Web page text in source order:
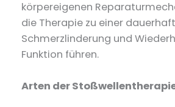
körpereigenen
die Therapie zu einer
Schmerzlinderung und
Funktion führen.
Arten der